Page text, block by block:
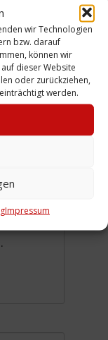
wir Technologien
bzw. darauf
können wir
dieser Website
oder zurückziehen,
werden.
Impressum
und
Stil